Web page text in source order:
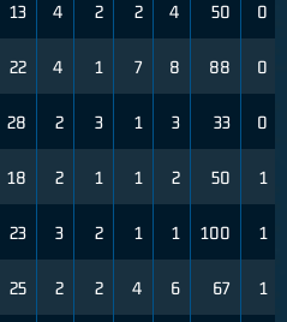
13 4 2 2 4 50 0
22 4 1 7 8 88 0
28 2 3 1 3 33 0
18 2 1 1 2 50 1
23 3 2 1 1 100 1
25 2 2 4 6 67 1